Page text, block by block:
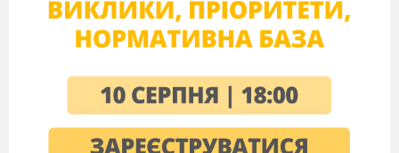
Ни - ни – ни – будем ждати ми весни.
2. Колективне читання скоромовки
В жовтім листі жовтий ліс.
В жовтім лісі – жовтий лис.
В жовтім лісі – жовтий лис.